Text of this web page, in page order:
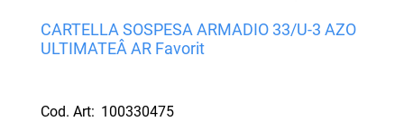
CARTELLA SOSPESA ARMADIO 33/U-3 AZO
ULTIMATEÂ AR Favorit
Cod. Art: 100330475